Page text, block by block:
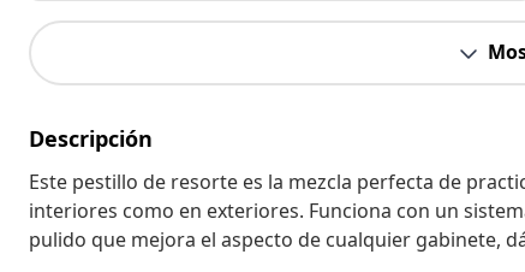
Descripción
Este pestillo de resorte es la mezcla perfecta de
interiores como en exteriores. Funciona con un
pulido que mejora el aspecto de cualquier gabinete,